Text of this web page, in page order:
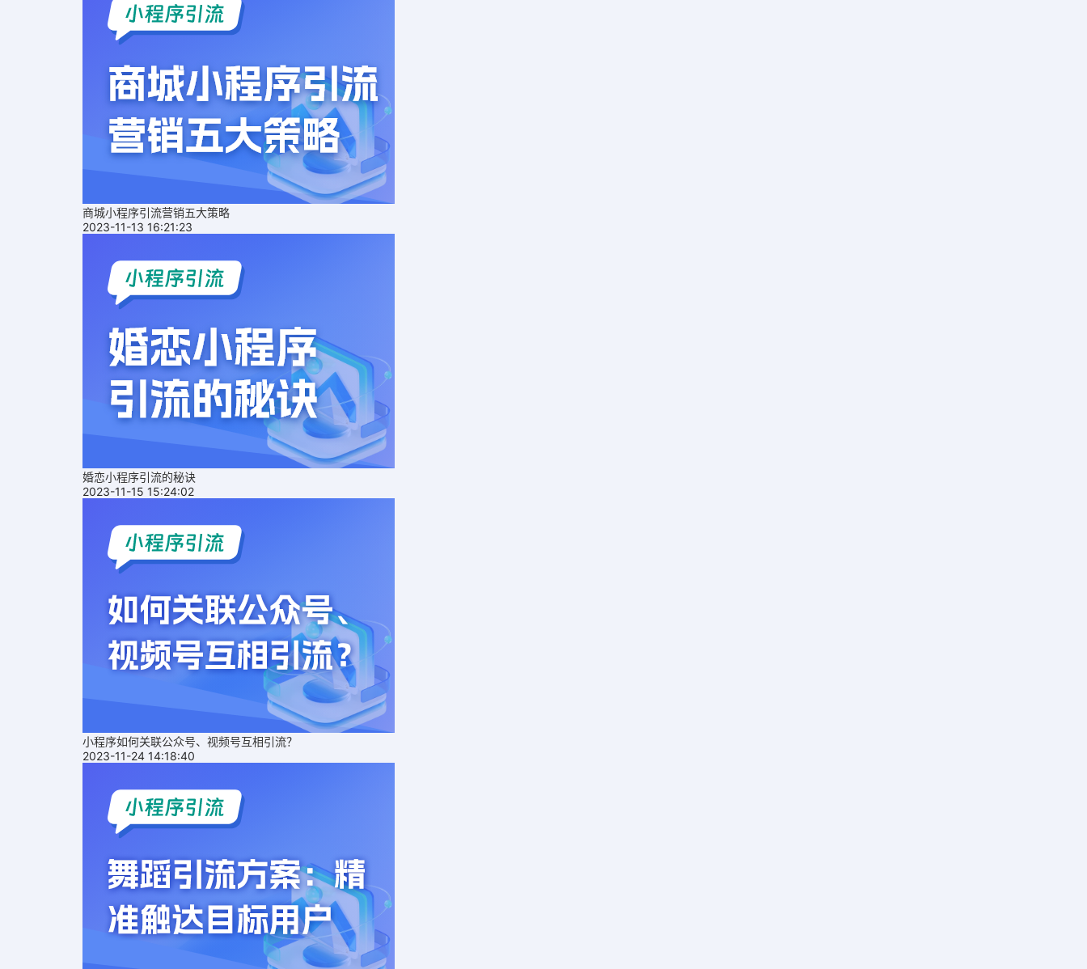
商城小程序引流营销五大策略
2023-11-13 16:21:23
婚恋小程序引流的秘诀
2023-11-15 15:24:02
小程序如何关联公众号、视频号互相引流？
2023-11-24 14:18:40